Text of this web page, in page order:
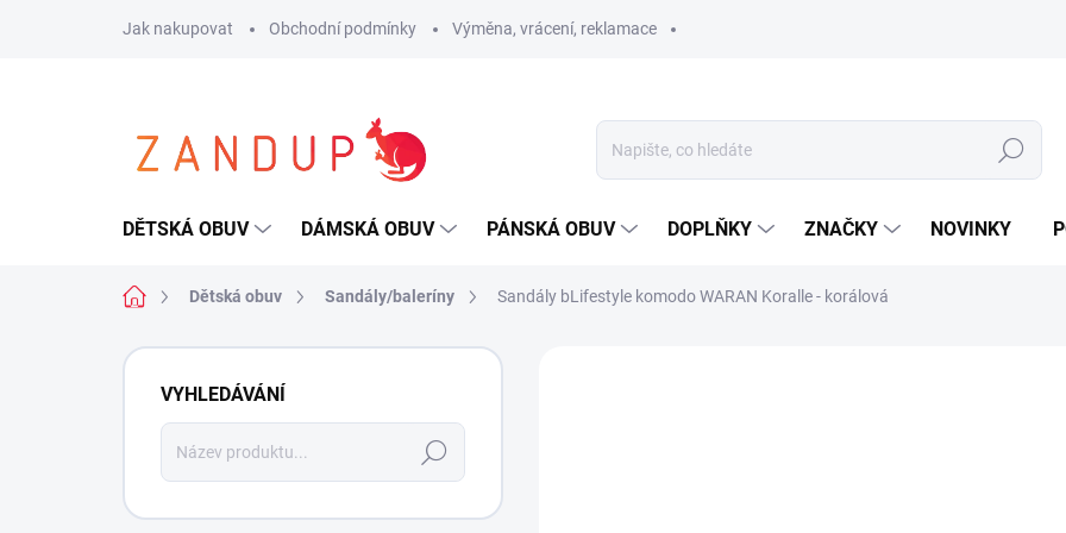
Jak nakupovat Obchodní podmínky Výměna, vrácení, reklamace
Hledat
DĚTSKÁ OBUV DÁMSKÁ OBUV PÁNSKÁ OBUV DOPLŇKY ZNAČKY NOVINKY
Domů Dětská obuv Sandály/baleríny Sandály bLifestyle komodo WARAN Koralle - korálová
P
n
VYHLEDÁVÁNÍ
Hledat